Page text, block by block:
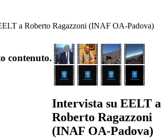
a Roberto Ragazzoni (INAF OA-Padova)
contenuto.
Intervista su EELT a
Roberto Ragazzoni
(INAF OA-Padova)